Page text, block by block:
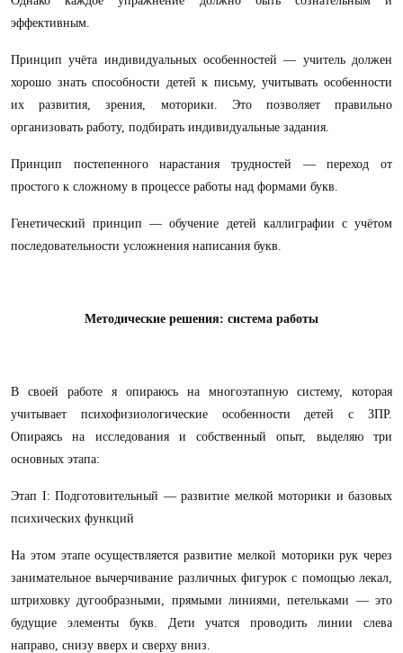
эффективным.
Принцип учёта индивидуальных особенностей — учитель должен
хорошо знать способности детей к письму, учитывать особенности
их развития, зрения, моторики. Это позволяет правильно
организовать работу, подбирать индивидуальные задания.
Принцип постепенного нарастания трудностей — переход от
простого к сложному в процессе работы над формами букв.
Генетический принцип — обучение детей каллиграфии с учётом
последовательности усложнения написания букв.
Методические решения: система работы
В своей работе я опираюсь на многоэтапную систему, которая
учитывает психофизиологические особенности детей с ЗПР.
Опираясь на исследования и собственный опыт, выделяю три
основных этапа:
Этап I: Подготовительный — развитие мелкой моторики и базовых
психических функций
На этом этапе осуществляется развитие мелкой моторики рук через
занимательное вычерчивание различных фигурок с помощью лекал,
штриховку дугообразными, прямыми линиями, петельками — это
будущие элементы букв. Дети учатся проводить линии слева
направо, снизу вверх и сверху вниз.